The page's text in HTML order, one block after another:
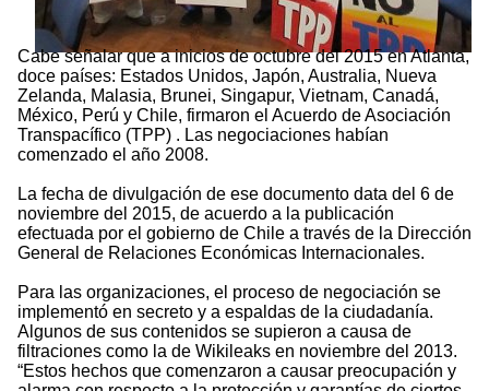
Cabe señalar que a inicios de octubre del 2015 en Atlanta,
doce países: Estados Unidos, Japón, Australia, Nueva
Zelanda, Malasia, Brunei, Singapur, Vietnam, Canadá,
México, Perú y Chile, firmaron el Acuerdo de Asociación
Transpacífico (TPP) . Las negociaciones habían
comenzado el año 2008.
La fecha de divulgación de ese documento data del 6 de
noviembre del 2015, de acuerdo a la publicación
efectuada por el gobierno de Chile a través de la Dirección
General de Relaciones Económicas Internacionales.
Para las organizaciones, el proceso de negociación se
implementó en secreto y a espaldas de la ciudadanía.
Algunos de sus contenidos se supieron a causa de
filtraciones como la de Wikileaks en noviembre del 2013.
“Estos hechos que comenzaron a causar preocupación y